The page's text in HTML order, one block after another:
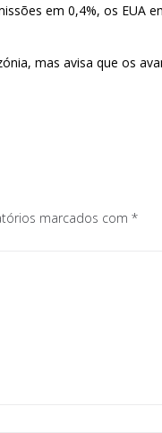
em 0,4%, os
mas avisa que os
marcados com *